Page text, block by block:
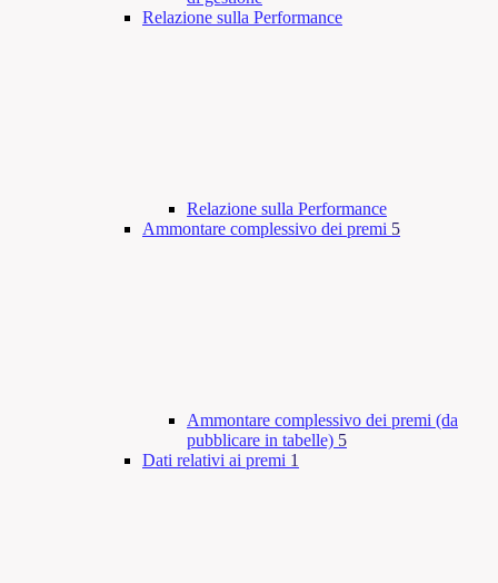
Relazione sulla Performance
Relazione sulla Performance
Ammontare complessivo dei premi 5
Ammontare complessivo dei premi (da
pubblicare in tabelle) 5
Dati relativi ai premi 1